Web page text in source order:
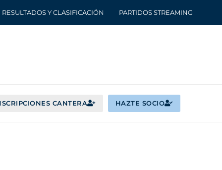
RESULTADOS Y CLASIFICACIÓN PARTIDOS STREAMING
CANTERA HAZTE SOCIO